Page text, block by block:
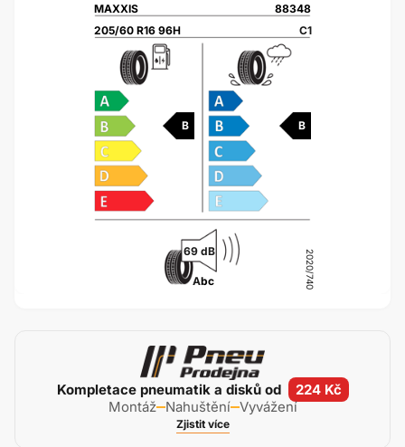
205/60 R16 96H
MAXXIS 88348
B B
69 dB
C1
2020/740
Abc
Kompletace pneumatik a disků od
224 Kč
Montáž Nahuštění Vyvážení
Zjistit více